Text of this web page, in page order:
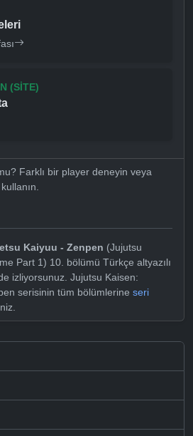
(SITE)
Farklı bir player deneyin veya
Kaiyuu - Zenpen (Jujutsu
Part 1) 10. bölümü Türkçe altyazılı
izliyorsunuz. Jujutsu Kaisen:
serisinin tüm bölümlerine seri